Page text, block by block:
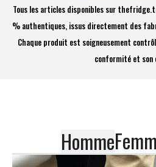
Tous les articles disponibles sur
% authentiques, issus directement des
Chaque produit est soigneusement
conformité et son
Homme